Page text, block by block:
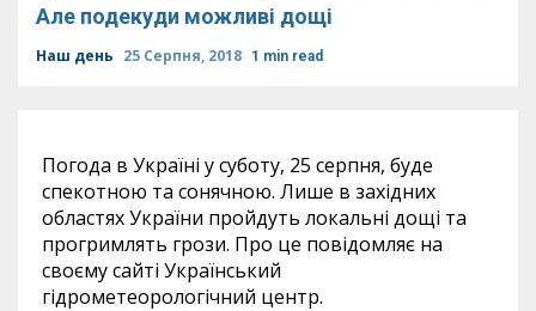
Але подекуди можливі дощі
Наш день 25 Серпня, 2018 1 min read
Погода в Україні у суботу, 25 серпня, буде
спекотною та сонячною. Лише в західних
областях України пройдуть локальні дощі та
прогримлять грози. Про це повідомляє на
своєму сайті Український
гідрометеорологічний центр.